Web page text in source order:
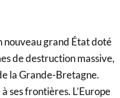
nouveau grand État doté
de destruction massive,
la Grande-Bretagne.
ses frontières. L’Europe